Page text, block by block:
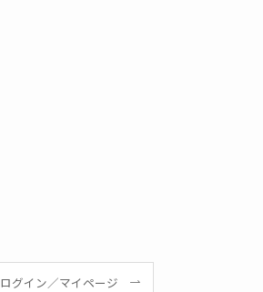
ログイン／マイページ